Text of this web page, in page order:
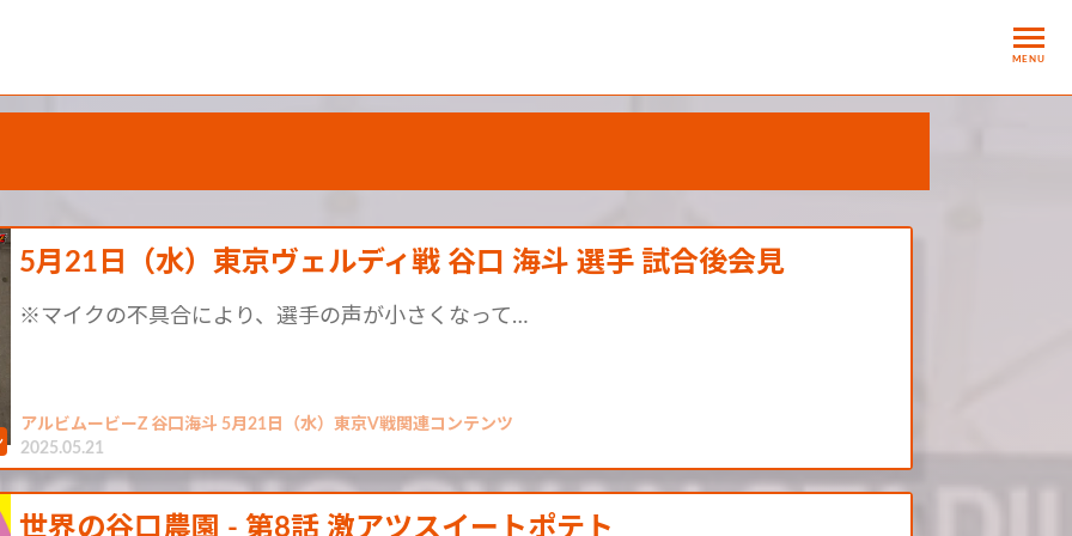
MENU
5月21日（水）東京ヴェルディ戦 谷口 海斗 選手 試合後会見
※マイクの不具合により、選手の声が小さくなって…
アルビムービーZ 谷口海斗 5月21日（水）東京V戦関連コンテンツ
2025.05.21
世界の谷口農園 - 第8話 激アツスイートポテト